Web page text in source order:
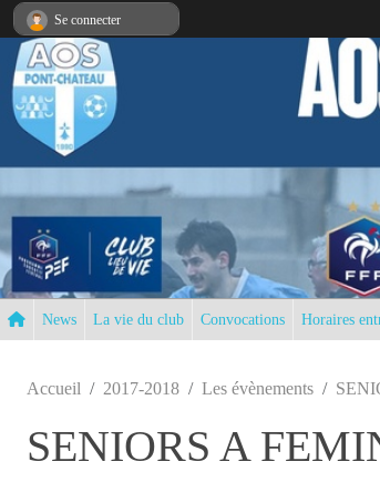
News La vie du club Convocations Horaires
Accueil 2017-2018 Les évènements
SENIORS A
Se connecter
Panneau de gestion des cookies